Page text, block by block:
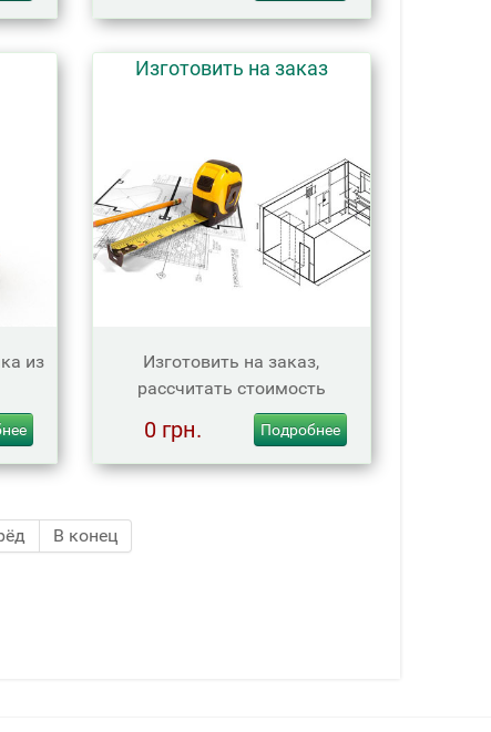
из
Изготовить на заказ
Изготовить на заказ,
рассчитать стоимость
0 грн. Подробнее
В конец